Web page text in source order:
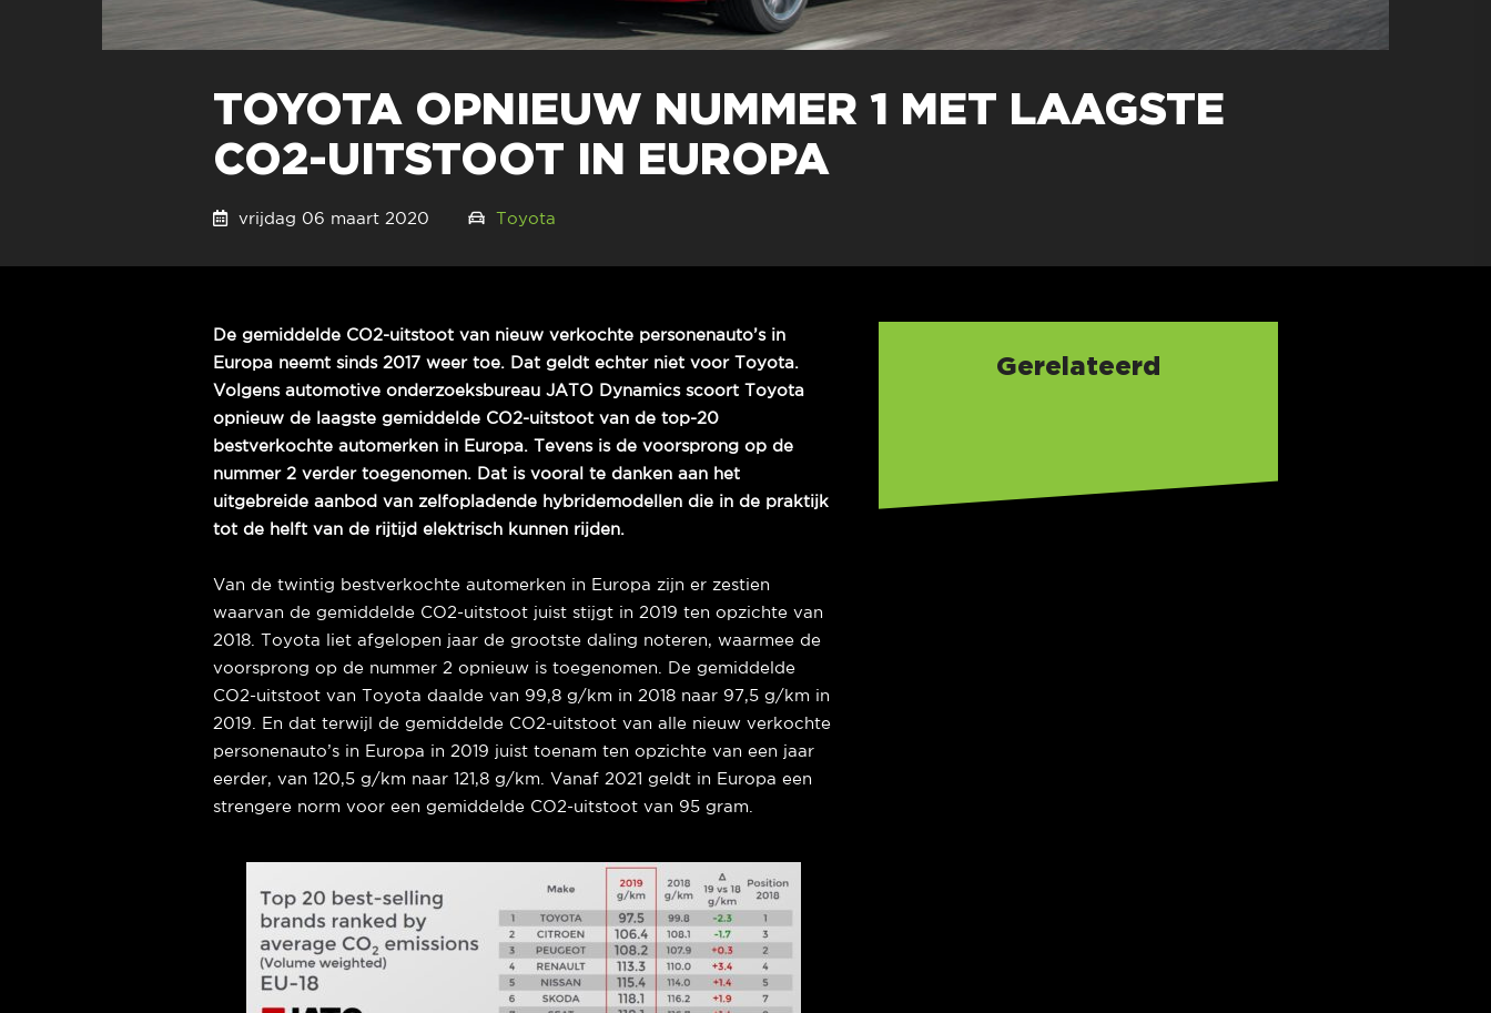
TOYOTA OPNIEUW NUMMER 1 MET LAAGSTE
CO2-UITSTOOT IN EUROPA
vrijdag 06 maart 2020 Toyota
De gemiddelde CO2-uitstoot van nieuw verkochte personenauto’s in
Europa neemt sinds 2017 weer toe. Dat geldt echter niet voor Toyota.
Volgens automotive onderzoeksbureau JATO Dynamics scoort Toyota
opnieuw de laagste gemiddelde CO2-uitstoot van de top-20
bestverkochte automerken in Europa. Tevens is de voorsprong op de
nummer 2 verder toegenomen. Dat is vooral te danken aan het
uitgebreide aanbod van zelfopladende hybridemodellen die in de praktijk
tot de helft van de rijtijd elektrisch kunnen rijden.
Van de twintig bestverkochte automerken in Europa zijn er zestien
waarvan de gemiddelde CO2-uitstoot juist stijgt in 2019 ten opzichte van
2018. Toyota liet afgelopen jaar de grootste daling noteren, waarmee de
voorsprong op de nummer 2 opnieuw is toegenomen. De gemiddelde
CO2-uitstoot van Toyota daalde van 99,8 g/km in 2018 naar 97,5 g/km in
2019. En dat terwijl de gemiddelde CO2-uitstoot van alle nieuw verkochte
personenauto’s in Europa in 2019 juist toenam ten opzichte van een jaar
eerder, van 120,5 g/km naar 121,8 g/km. Vanaf 2021 geldt in Europa een
strengere norm voor een gemiddelde CO2-uitstoot van 95 gram.
Gerelateerd